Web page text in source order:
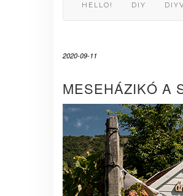
HELLO! DIY
2020-09-11
MESEHÁZIKÓ A